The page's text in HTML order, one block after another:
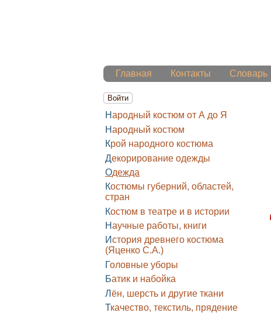
Главная Контакты Словарь
Войти
Народный костюм от А до Я
Народный костюм
Крой народного костюма
Декорирование одежды
Одежда
Костюмы губерний, областей,
стран
Костюм в театре и в истории
Научные работы, книги
История древнего костюма
(Яценко С.А.)
Головные уборы
Батик и набойка
Лён, шерсть и другие ткани
Ткачество, текстиль, прядение